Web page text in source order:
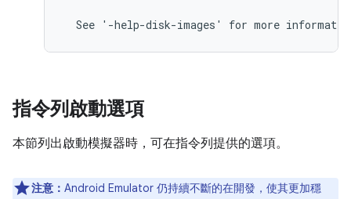
指令列啟動選項
本節列出啟動模擬器時，可在指令列提供的選項。
注意： Android Emulator 仍持續不斷的在開發，使其更加穩